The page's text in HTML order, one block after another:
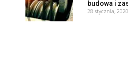
budowa i
28 stycznia, 2020